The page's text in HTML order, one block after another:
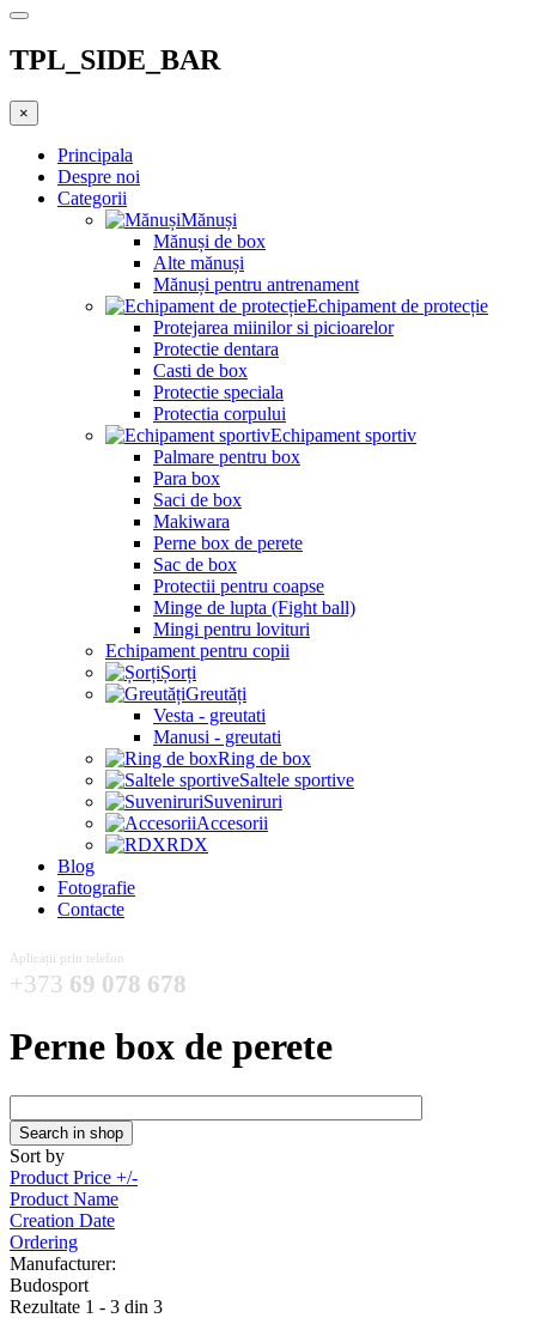
TPL_SIDE_BAR
×
Principala
Despre noi
Categorii
Mănuși
Mănuși de box
Alte mănuși
Mănuși pentru antrenament
Echipament de protecție
Protejarea miinilor si picioarelor
Protectie dentara
Casti de box
Protectie speciala
Protectia corpului
Echipament sportiv
Palmare pentru box
Para box
Saci de box
Makiwara
Perne box de perete
Sac de box
Protectii pentru coapse
Minge de lupta (Fight ball)
Mingi pentru lovituri
Echipament pentru copii
Șorți
Greutăți
Vesta - greutati
Manusi - greutati
Ring de box
Saltele sportive
Suveniruri
Accesorii
RDX
Blog
Fotografie
Contacte
Aplicații prin telefon
+373 69 078 678
Perne box de perete
Sort by
Product Price +/-
Product Name
Creation Date
Ordering
Manufacturer:
Budosport
Rezultate 1 - 3 din 3